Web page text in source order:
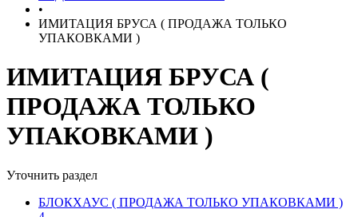
•
ИМИТАЦИЯ БРУСА ( ПРОДАЖА ТОЛЬКО
УПАКОВКАМИ )
ИМИТАЦИЯ БРУСА (
ПРОДАЖА ТОЛЬКО
УПАКОВКАМИ )
Уточнить раздел
БЛОКХАУС ( ПРОДАЖА ТОЛЬКО УПАКОВКАМИ )